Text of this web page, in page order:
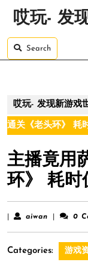
哎玩- 发
Search
哎玩- 发现新游戏
通关《老头环》 耗
主播竟用
环》 耗时
aiwan aiwan 0
Categories: 游戏